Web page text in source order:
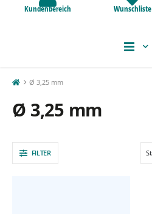
Kundenbereich Wunschliste
Ø 3,25 mm
Ø 3,25 mm
FILTER